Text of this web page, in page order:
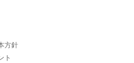
方針
ト